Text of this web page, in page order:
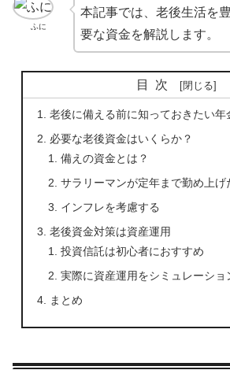
ふに
本記事では、老後生活を
要な資金を解説します。
目次
老後に備える前に知っておきたい年
必要な老後資金はいくらか？
備えの資金とは？
サラリーマンが定年まで勤め上げ
インフレを考慮する
老後資金対策は資産運用
投資信託は初心者におすすめ
実際に資産運用をシミュレーショ
まとめ